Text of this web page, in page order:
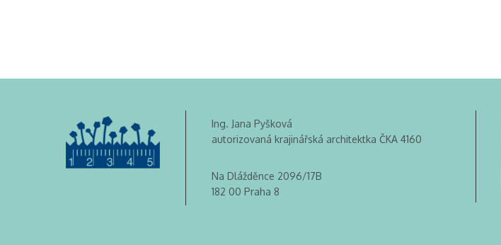
Ing. Jana Pyšková
autorizovaná krajinářská architektka ČKA 4160
Na Dlážděnce 2096/17B
182 00 Praha 8